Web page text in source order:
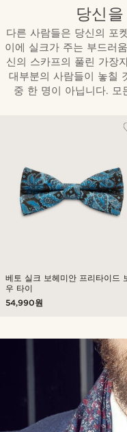
당신
다른 사람들은 당신의 포
이에 실크가 주는 부드러
신의 스카프의 풀린 가장
대부분의 사람들이 놓칠
중 한 명이 아닙니다. 모
베토 실크 보헤미안 프리타이드
우 타이
54,990원